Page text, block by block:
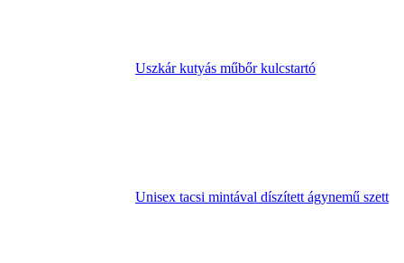
Uszkár kutyás műbőr kulcstartó
Unisex tacsi mintával díszített ágynemű szett